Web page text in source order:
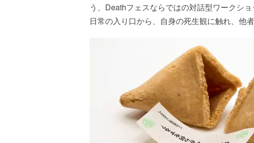
う、Deathフェスならではの対話型ワークシ
日常の入り口から、自身の死生観に触れ、他